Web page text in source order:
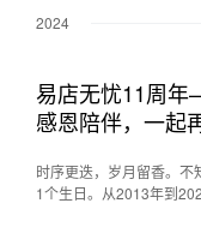
2024
易店无忧11周
感恩陪伴，一起
时序更迭，岁月留香。不
1个生日。从2013年到